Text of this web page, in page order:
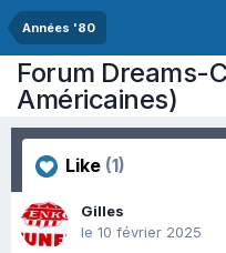
Années '80
Forum Dreams-
Américaines)
Like (1)
Gilles
le 10 février 2025